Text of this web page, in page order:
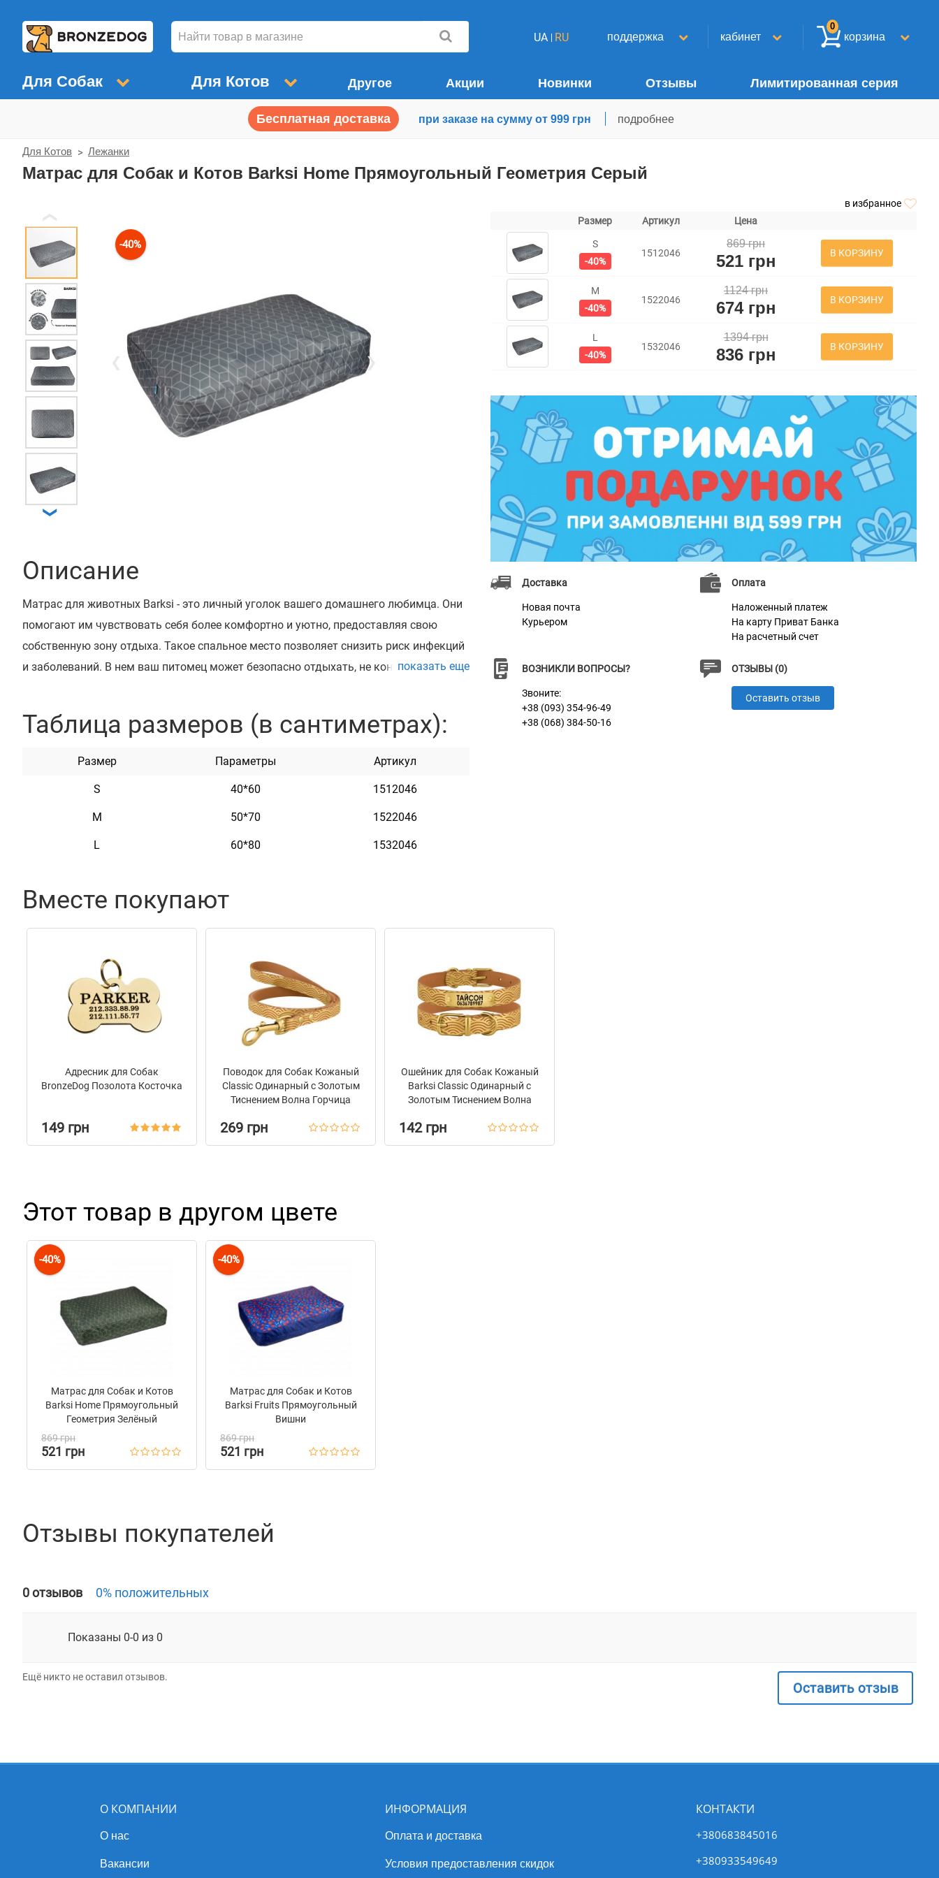
UA RU поддержка кабинет корзина
0
Для Собак Для Котов Другое Акции Новинки Отзывы Лимитированная серия
Бесплатная доставка при заказе на сумму от 999 грн подробнее
Для Котов Лежанки
Матрас для Собак и Котов Barksi Home Прямоугольный Геометрия Серый
в избранное
-40%
❯
❯
Описание
Матрас для животных Barksi - это личный уголок вашего домашнего любимца. Они
помогают им чувствовать себя более комфортно и уютно, предоставляя свою
собственную зону отдыха. Такое спальное место позволяет снизить риск инфекций
и заболеваний. В нем ваш питомец может безопасно отдыхать, не контактируя с
"Оксфорд" и сверхлегкого гипоаллергенного синтепонового наполнителя. Этот
матраса имеет специальное прорезиненное покрытие, что позволяет им не
скользить по полу. Они являются важным элементом здоровья вашего питомца,
обеспечивая комфорт и поддержку для их костей и суставов. Очень важно, чтобы
показать еще
Таблица размеров (в сантиметрах):
Размер Параметры Артикул
S 40*60 1512046
M 50*70 1522046
L 60*80 1532046
Размер Артикул Цена
S
-40%
1512046
869 грн
521 грн В КОРЗИНУ
M
-40%
1522046
1124 грн
674 грн В КОРЗИНУ
L
-40%
1532046
1394 грн
836 грн В КОРЗИНУ
Доставка
Новая почта
Курьером
Оплата
Наложенный платеж
На карту Приват Банка
На расчетный счет
ВОЗНИКЛИ ВОПРОСЫ?
Звоните:
+38 (093) 354-96-49
+38 (068) 384-50-16
ОТЗЫВЫ (0)
Оставить отзыв
Вместе покупают
Адресник для Собак
BronzeDog Позолота Косточка
149 грн
Поводок для Собак Кожаный
Classic Одинарный с Золотым
Тиснением Волна Горчица
269 грн
Ошейник для Собак Кожаный
Barksi Classic Одинарный с
Золотым Тиснением Волна
142 грн
Этот товар в другом цвете
-40%
Матрас для Собак и Котов
Barksi Home Прямоугольный
Геометрия Зелёный
869 грн
521 грн
-40%
Матрас для Собак и Котов
Barksi Fruits Прямоугольный
Вишни
869 грн
521 грн
Отзывы покупателей
0 отзывов 0% положительных
Показаны 0-0 из 0
Ещё никто не оставил отзывов.
Оставить отзыв
О КОМПАНИИ
О нас
Вакансии
ИНФОРМАЦИЯ
Оплата и доставка
Условия предоставления скидок
КОНТАКТИ
+380683845016
+380933549649